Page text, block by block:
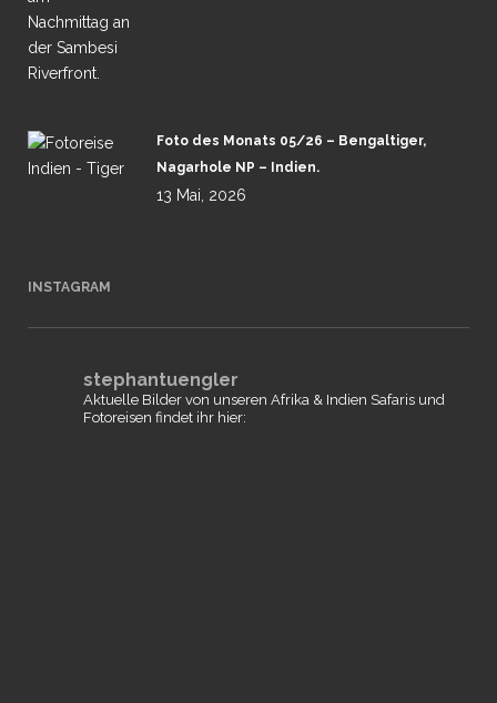
Foto des Monats 05/26 – Bengaltiger,
Nagarhole NP – Indien.
13 Mai, 2026
INSTAGRAM
stephantuengler
Aktuelle Bilder von unseren Afrika & Indien Safaris und
Fotoreisen findet ihr hier: